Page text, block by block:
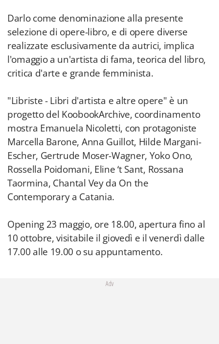
Darlo come denominazione alla presente
selezione di opere-libro, e di opere diverse
realizzate esclusivamente da autrici, implica
l'omaggio a un'artista di fama, teorica del libro,
critica d'arte e grande femminista.
"Libriste - Libri d'artista e altre opere" è un
progetto del KoobookArchive, coordinamento
mostra Emanuela Nicoletti, con protagoniste
Marcella Barone, Anna Guillot, Hilde Margani-
Escher, Gertrude Moser-Wagner, Yoko Ono,
Rossella Poidomani, Eline ‘t Sant, Rossana
Taormina, Chantal Vey da On the
Contemporary a Catania.
Opening 23 maggio, ore 18.00, apertura fino al
10 ottobre, visitabile il giovedì e il venerdì dalle
17.00 alle 19.00 o su appuntamento.
Adv